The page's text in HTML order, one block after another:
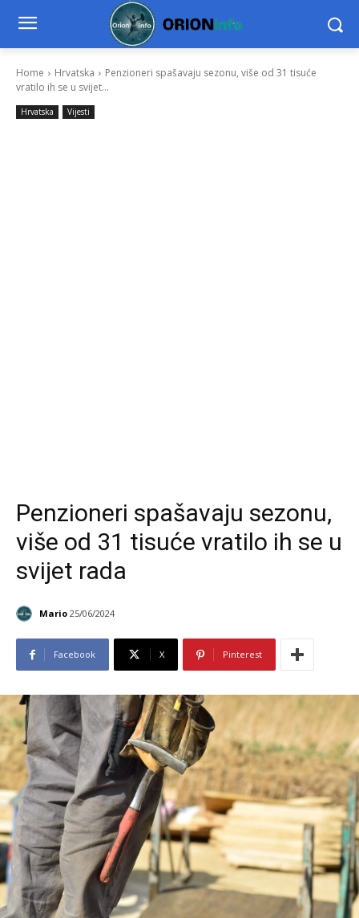
Home Hrvatska
Penzioneri spašavaju sezonu, više od 31 tisuće
vratilo ih se u svijet...
Hrvatska Vijesti
Penzioneri spašavaju sezonu,
više od 31 tisuće vratilo ih se u
svijet rada
Mario 25/06/2024
Facebook X Pinterest